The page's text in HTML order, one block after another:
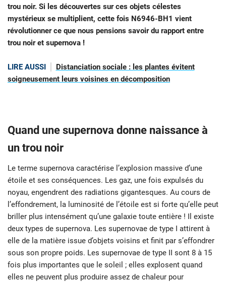
trou noir. Si les découvertes sur ces objets célestes
mystérieux se multiplient, cette fois N6946-BH1 vient
révolutionner ce que nous pensions savoir du rapport entre
trou noir et supernova !
LIRE AUSSI
Distanciation sociale : les plantes évitent
soigneusement leurs voisines en décomposition
Quand une supernova donne naissance à
un trou noir
Le terme supernova caractérise l’explosion massive d’une
étoile et ses conséquences. Les gaz, une fois expulsés du
noyau, engendrent des radiations gigantesques. Au cours de
l’effondrement, la luminosité de l’étoile est si forte qu’elle peut
briller plus intensément qu’une galaxie toute entière ! Il existe
deux types de supernova. Les supernovae de type I attirent à
elle de la matière issue d’objets voisins et finit par s’effondrer
sous son propre poids. Les supernovae de type II sont 8 à 15
fois plus importantes que le soleil ; elles explosent quand
elles ne peuvent plus produire assez de chaleur pour